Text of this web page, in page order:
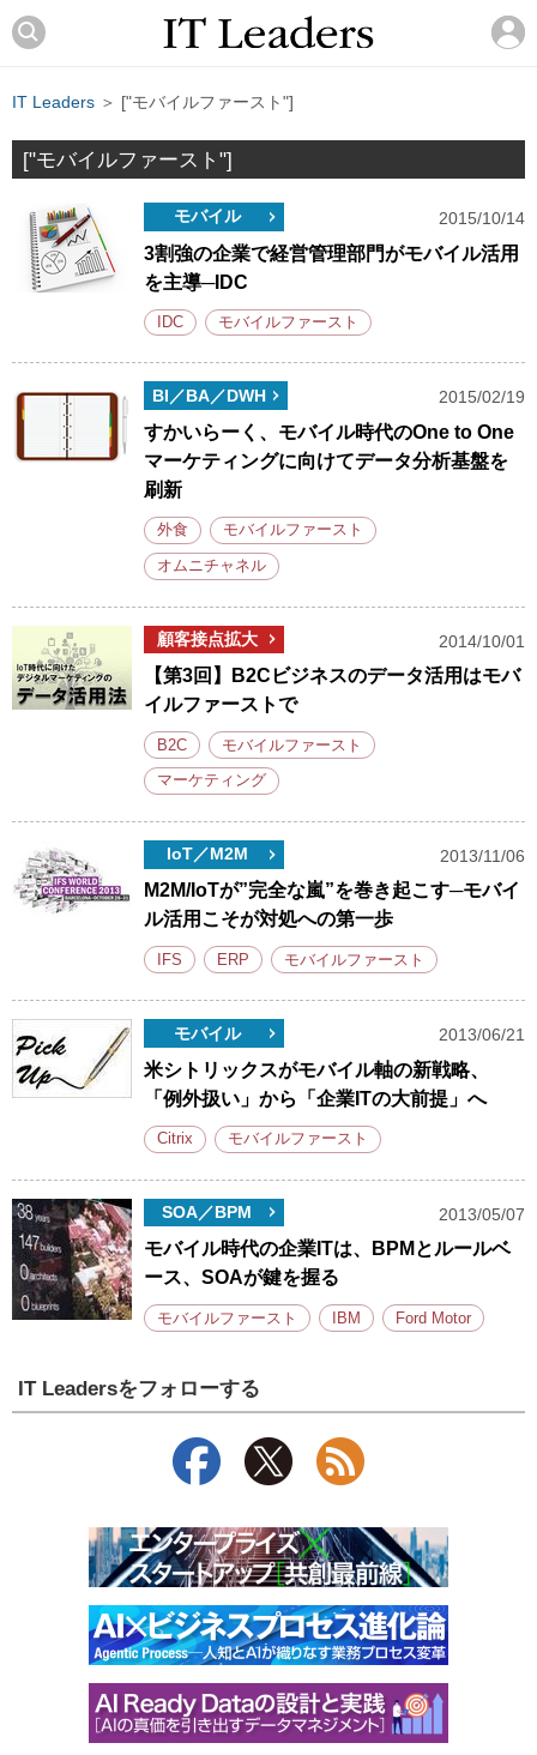
IT Leaders ＞ ["モバイルファースト"]
["モバイルファースト"]
モバイル 2015/10/14
3割強の企業で経営管理部門がモバイル活用
を主導─IDC
IDC モバイルファースト
BI／BA／DWH 2015/02/19
すかいらーく、モバイル時代のOne to One
マーケティングに向けてデータ分析基盤を
刷新
外食 モバイルファースト
オムニチャネル
顧客接点拡大 2014/10/01
【第3回】B2Cビジネスのデータ活用はモバ
イルファーストで
B2C モバイルファースト
マーケティング
IoT／M2M 2013/11/06
M2M/IoTが”完全な嵐”を巻き起こす─モバイ
ル活用こそが対処への第一歩
IFS ERP モバイルファースト
モバイル 2013/06/21
米シトリックスがモバイル軸の新戦略、
「例外扱い」から「企業ITの大前提」へ
Citrix モバイルファースト
SOA／BPM 2013/05/07
モバイル時代の企業ITは、BPMとルールベ
ース、SOAが鍵を握る
モバイルファースト IBM Ford Motor
IT Leadersをフォローする